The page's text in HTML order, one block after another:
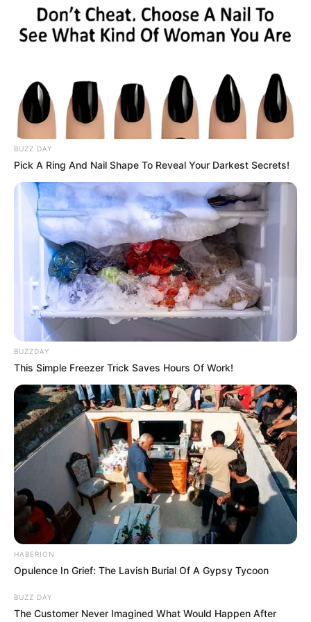
*****
COMPARTIR
ALERTA BOGOTÁ EN GOOGLE NEWS
TEMAS RELACIONADOS
IMDRI CONCEJO DE IBAGUÉ
MANTÉNGASE EN ALERTA
Tenemos todas las noticias que le
interesan. Para estar bien informado, por
favor, active las notificaciones de Alerta.
ACTIVAR AHORA
TEMAS DESTACADOS
SARAMPIÓN AVENIDA AMBALÁ
IBAGUÉ
PARQUE DE DIVERSIONES
FENÓMENO DEL NIÑO
BUZZ DAY
Pick A Ring And Nail Shape To Reveal Your Darkest Secrets!
BUZZDAY
This Simple Freezer Trick Saves Hours Of Work!
HABERION
Opulence In Grief: The Lavish Burial Of A Gypsy Tycoon
BUZZ DAY
The Customer Never Imagined What Would Happen After